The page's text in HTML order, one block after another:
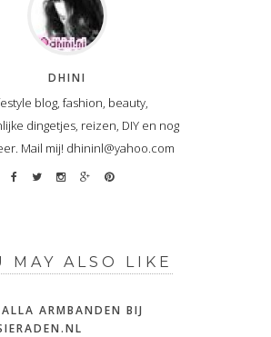
DHINI
blog, fashion, beauty,
dingetjes, reizen, DIY en nog
Mail mij! dhininl@yahoo.com
MAY ALSO LIKE
ARMBANDEN BIJ